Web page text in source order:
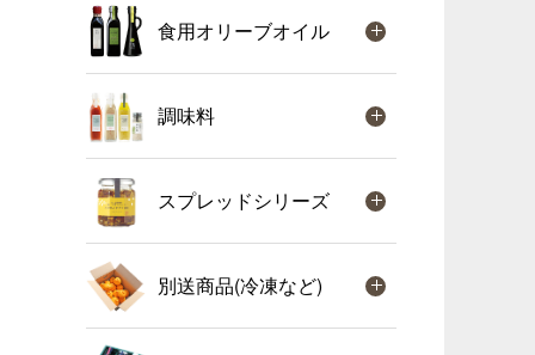
食用オリーブオイル
調味料
スプレッドシリーズ
別送商品(冷凍など)